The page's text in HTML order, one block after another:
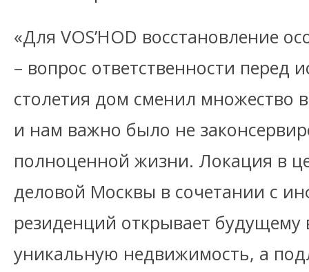
«Для VOS’HOD восстановление
– вопрос ответственности перед
столетия дом сменил множество
и нам важно было не
полноценной жизни. Локация в
деловой Москвы в сочетании с
резиденций открывает будущему
уникальную недвижимость, а